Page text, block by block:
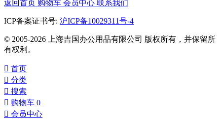
返回首页 购物车 会员中心 联系我们
ICP备案证书号: 沪ICP备10029311号-4
© 2005-2026 上海吉国办公用品有限公司 版权所有，并保留所
有权利。
 首页
 分类
 搜索
 购物车 0
 会员中心